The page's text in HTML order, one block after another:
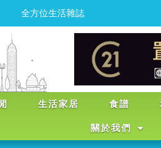
為忙碌的香港人注
生活家居 食譜
關於我們